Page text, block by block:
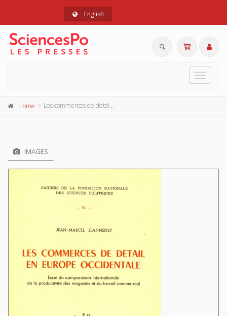
English
Toggle
Home Les commerces de détail en Europe occidentale
IMAGES